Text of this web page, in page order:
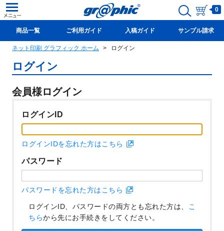
0
商品一覧 ご利用ガイド 入稿ガイド サンプル請求
新規会員登録(無料)
ネット印刷 グラフィック ホーム ログイン
ログイン
会員様ログイン
ログインID
ログインIDを忘れた方はこちら
パスワード
パスワードを忘れた方はこちら
ログインID、パスワードの両方とも忘れた方は、 こ
ちらから先にお手続きをしてください。